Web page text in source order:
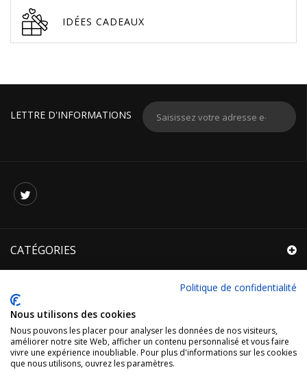
IDÉES CADEAUX
LETTRE D'INFORMATIONS
CATÉGORIES
R.G.P.D.
MON COMPTE
Politique de confidentialité
Nous utilisons des cookies
Nous pouvons les placer pour analyser les données de nos visiteurs,
améliorer notre site Web, afficher un contenu personnalisé et vous faire
vivre une expérience inoubliable. Pour plus d'informations sur les cookies
que nous utilisons, ouvrez les paramètres.